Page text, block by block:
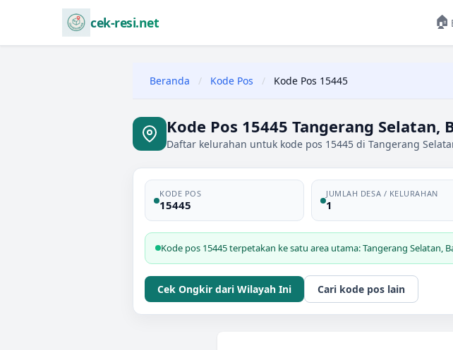
cek-resi.net 🏠
Beranda / Kode Pos / Kode Pos 15445
Kode Pos 15445 Tangerang Selatan,
Daftar kelurahan untuk kode pos 15445 di Tangerang
KODE POS
15445
JUMLAH DESA / KELURAHAN
1
Kode pos 15445 terpetakan ke satu area utama: Tangerang Selatan,
Cek Ongkir dari Wilayah Ini Cari kode pos lain